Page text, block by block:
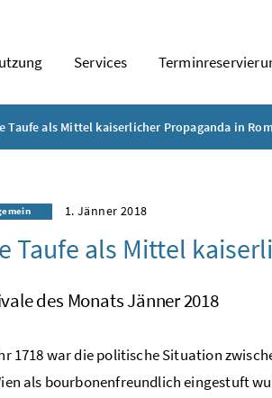
Services
Taufe als Mittel kaiserlicher Propaganda in
1. Jänner 2018
Taufe als Mittel
des Monats Jänner 2018
1718 war die politische Situation
als bourbonenfreundlich eingestuft